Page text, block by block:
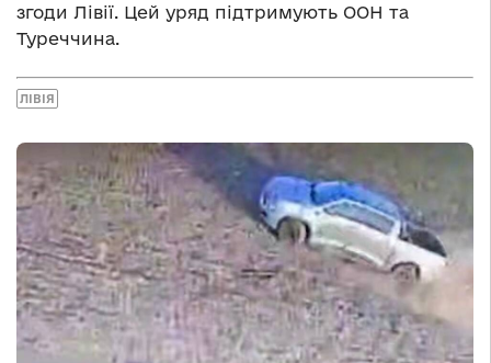
згоди Лівії. Цей уряд підтримують ООН та
Туреччина.
ЛІВІЯ